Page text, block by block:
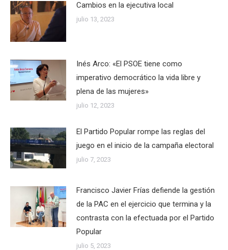
Cambios en la ejecutiva local
julio 13, 2023
Inés Arco: «El PSOE tiene como
imperativo democrático la vida libre y
plena de las mujeres»
julio 12, 2023
El Partido Popular rompe las reglas del
juego en el inicio de la campaña electoral
julio 7, 2023
Francisco Javier Frías defiende la gestión
de la PAC en el ejercicio que termina y la
contrasta con la efectuada por el Partido
Popular
julio 5, 2023